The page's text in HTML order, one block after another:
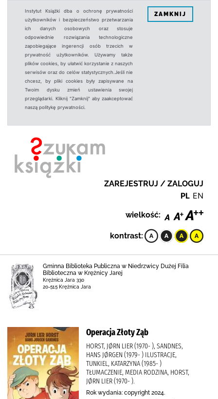
Instytut Książki dba o ochronę prywatności
użytkowników i bezpieczeństwo przetwarzania
ich danych osobowych oraz stosuje
odpowiednie rozwiązania technologiczne
zapobiegające ingerencji osób trzecich w
prywatność użytkowników. Używamy także
plików cookies, by ułatwić korzystanie z naszych
serwisów oraz do celów statystycznych.Jeśli nie
chcesz, by pliki cookies były zapisywane na
Twoim dysku zmień ustawienia swojej
przeglądarki. Kliknij "Zamknij" aby zaakceptować
naszą politykę prywatności.
ZAMKNIJ
ZAREJESTRUJ / ZALOGUJ
PL EN
wielkość:
kontrast:
Gminna Biblioteka Publiczna w Niedrzwicy Dużej Filia
Biblioteczna w Krężnicy Jarej
Krężnica Jara 330
20-515 Krężnica Jara
Operacja Złoty Ząb
HORST, JØRN LIER (1970- ), SANDNES,
HANS JØRGEN (1979- ) ILUSTRACJE,
TUNKIEL, KATARZYNA (1985- )
TŁUMACZENIE, MEDIA RODZINA, HORST,
JØRN LIER (1970- ).
Rok wydania: copyright 2024.